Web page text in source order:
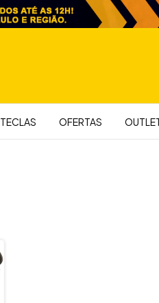
TECLAS OFERTAS